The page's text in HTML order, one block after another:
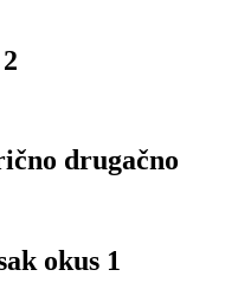
drugačno
okus 1